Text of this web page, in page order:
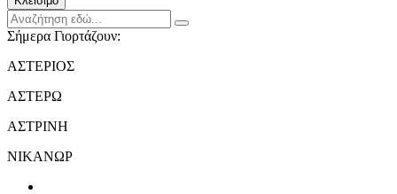
Σήμερα Γιορτάζουν:
ΑΣΤΕΡΙΟΣ
ΑΣΤΕΡΩ
ΑΣΤΡΙΝΗ
ΝΙΚΑΝΩΡ